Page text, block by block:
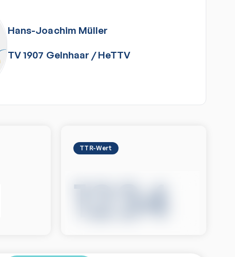
Hans-Joachim Müller
TV 1907 Gelnhaar /HeTTV
TTR-Wert
1234